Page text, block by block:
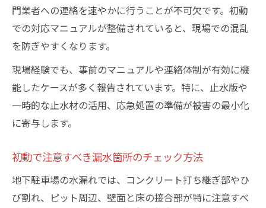
門業者への連絡を速やかに行うことが不可欠です。初動
での対応マニュアルが整備されていると、現場での混乱
を防ぎやすくなります。
現場経験でも、事前のマニュアルや連絡体制が有効に機
能したケースが多く報告されています。特に、止水版や
一時的な止水材の活用、応急処置の準備が被害の最小化
に寄与します。
初動で注意すべき漏水箇所のチェック方法
地下駐車場の水漏れでは、コンクリート打ち継ぎ部やひ
び割れ、ピット周辺、壁面と床の接合部が特に注意すべ